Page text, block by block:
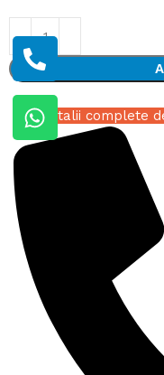
Detalii complete